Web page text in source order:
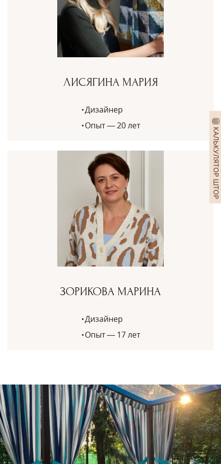
КАЛЬКУЛЯТОР ШТОР
ЛИСЯГИНА МАРИЯ
Дизайнер
Опыт — 20 лет
ЗОРИКОВА МАРИНА
Дизайнер
Опыт — 17 лет